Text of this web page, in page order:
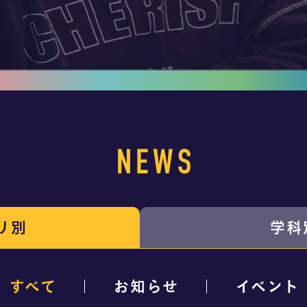
NEWS
別 学科
すべて お知らせ イベント